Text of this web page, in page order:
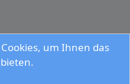
um Ihnen das